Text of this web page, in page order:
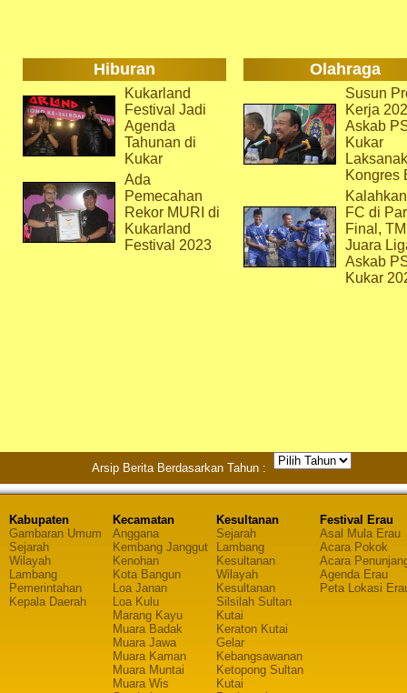
Hiburan Olahraga
Kukarland
Festival Jadi
Agenda
Tahunan di
Kukar
Ada
Pemecahan
Rekor MURI di
Kukarland
Festival 2023
Susun
Kerja
Askab
Kukar
Kongres
FC di
Final,
Juara
Askab
Kukar
Arsip Berita Berdasarkan Tahun :
Kabupaten
Gambaran Umum
Sejarah
Wilayah
Lambang
Pemerintahan
Kepala Daerah
Kecamatan
Anggana
Kembang Janggut
Kenohan
Kota Bangun
Loa Janan
Loa Kulu
Marang Kayu
Muara Badak
Muara Jawa
Muara Kaman
Muara Muntai
Muara Wis
Kesultanan
Sejarah
Lambang
Kesultanan
Wilayah
Kesultanan
Silsilah Sultan
Kutai
Keraton Kutai
Gelar
Kebangsawanan
Ketopong Sultan
Kutai
Festival Erau
Asal Mula Erau
Acara Pokok
Acara
Agenda Erau
Peta Lokasi